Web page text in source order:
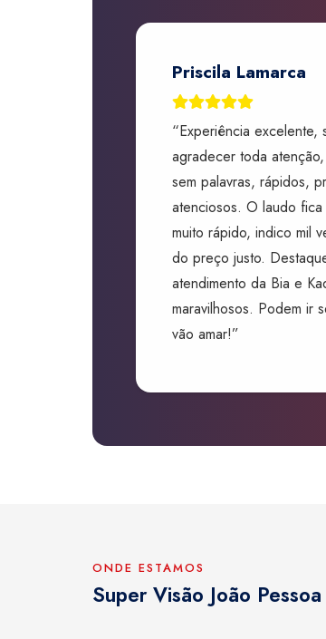
Priscila Lamarca
“Experiência excelente,
agradecer toda
sem palavras, rápidos,
atenciosos. O laudo
muito rápido, indico mil
do preço justo.
atendimento da Bia e
maravilhosos. Podem ir
vão amar!”
ONDE ESTAMOS
Super Visão João